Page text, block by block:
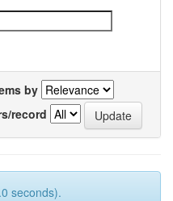
by
record
seconds).